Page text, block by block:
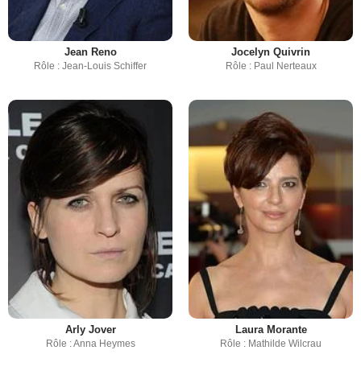
Jean Reno
Rôle : Jean-Louis Schiffer
Jocelyn Quivrin
Rôle : Paul Nerteaux
Arly Jover
Rôle : Anna Heymes
Laura Morante
Rôle : Mathilde Wilcrau